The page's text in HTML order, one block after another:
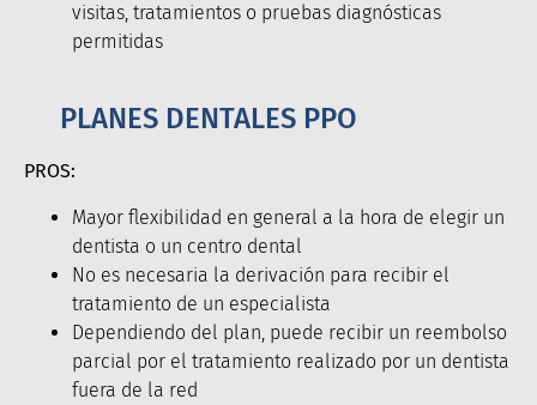
visitas, tratamientos o pruebas diagnósticas
permitidas
PLANES DENTALES PPO
PROS:
Mayor flexibilidad en general a la hora de elegir un
dentista o un centro dental
No es necesaria la derivación para recibir el
tratamiento de un especialista
Dependiendo del plan, puede recibir un reembolso
parcial por el tratamiento realizado por un dentista
fuera de la red